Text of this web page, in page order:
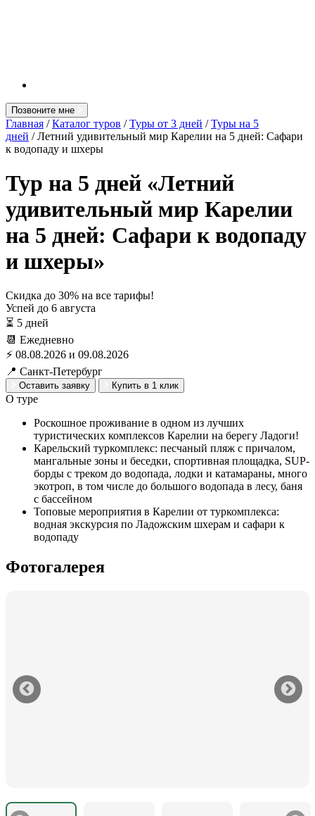
Позвоните мне
Главная /Каталог туров /Туры от 3 дней /Туры на 5
дней / Летний удивительный мир Карелии на 5 дней: Сафари
к водопаду и шхеры
Тур на 5 дней «Летний
удивительный мир Карелии
на 5 дней: Сафари к водопаду
и шхеры»
Скидка до 30% на все тарифы!
Успей до 6 августа
⏳ 5 дней
📆 Ежедневно
⚡ 08.08.2026 и 09.08.2026
📍 Санкт-Петербург
Оставить заявку Купить в 1 клик
О туре
Роскошное проживание в одном из лучших
туристических комплексов Карелии на берегу Ладоги!
Карельский туркомплекс: песчаный пляж с причалом,
мангальные зоны и беседки, спортивная площадка, SUP-
борды с треком до водопада, лодки и катамараны, много
экотроп, в том числе до большого водопада в лесу, баня
с бассейном
Топовые мероприятия в Карелии от туркомплекса:
водная экскурсия по Ладожским шхерам и сафари к
водопаду
Фотогалерея